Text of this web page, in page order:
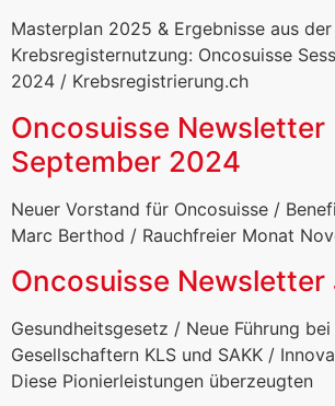
Masterplan 2025 & Ergebnisse aus der
Krebsregisternutzung: Oncosuisse
2024 / Krebsregistrierung.ch
Oncosuisse Newsletter
September 2024
Neuer Vorstand für Oncosuisse /
Marc Berthod / Rauchfreier Monat
Oncosuisse Newsletter
Gesundheitsgesetz / Neue Führung
Gesellschaftern KLS und SAKK /
Diese Pionierleistungen überzeugten